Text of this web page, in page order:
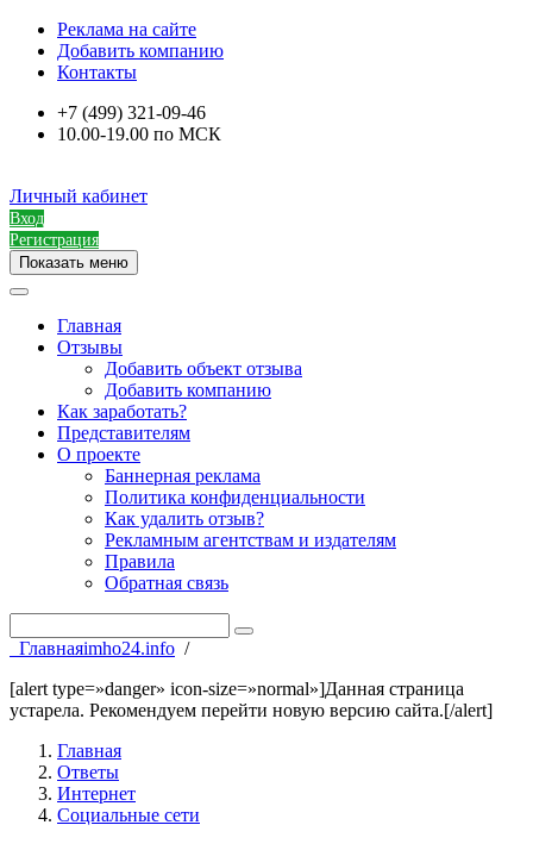
Реклама на сайте
Добавить компанию
Контакты
+7 (499) 321-09-46
10.00-19.00 по МСК
Личный кабинет
Вход
Регистрация
Показать меню
Главная
Отзывы
Добавить объект отзыва
Добавить компанию
Как заработать?
Представителям
О проекте
Баннерная реклама
Политика конфиденциальности
Как удалить отзыв?
Рекламным агентствам и издателям
Правила
Обратная связь
Главнаяimho24.info /
[alert type=»danger» icon-size=»normal»]Данная страница
устарела. Рекомендуем перейти новую версию сайта.[/alert]
Главная
Ответы
Интернет
Социальные сети